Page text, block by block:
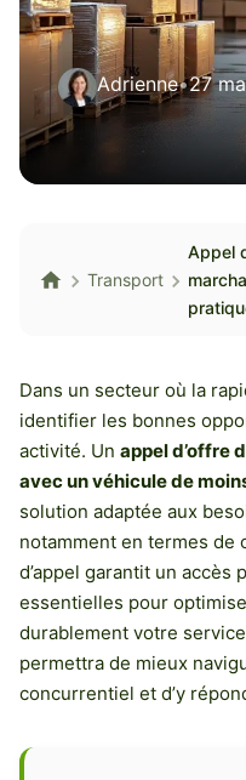
Adrienne•27
Transport
Appel
Dans un secteur où la
identifier les bonnes
activité. Un appel d’offre
avec un véhicule de
solution adaptée aux
notamment en termes de
d’appel garantit un
essentielles pour
durablement votre
permettra de mieux
concurrentiel et d’y